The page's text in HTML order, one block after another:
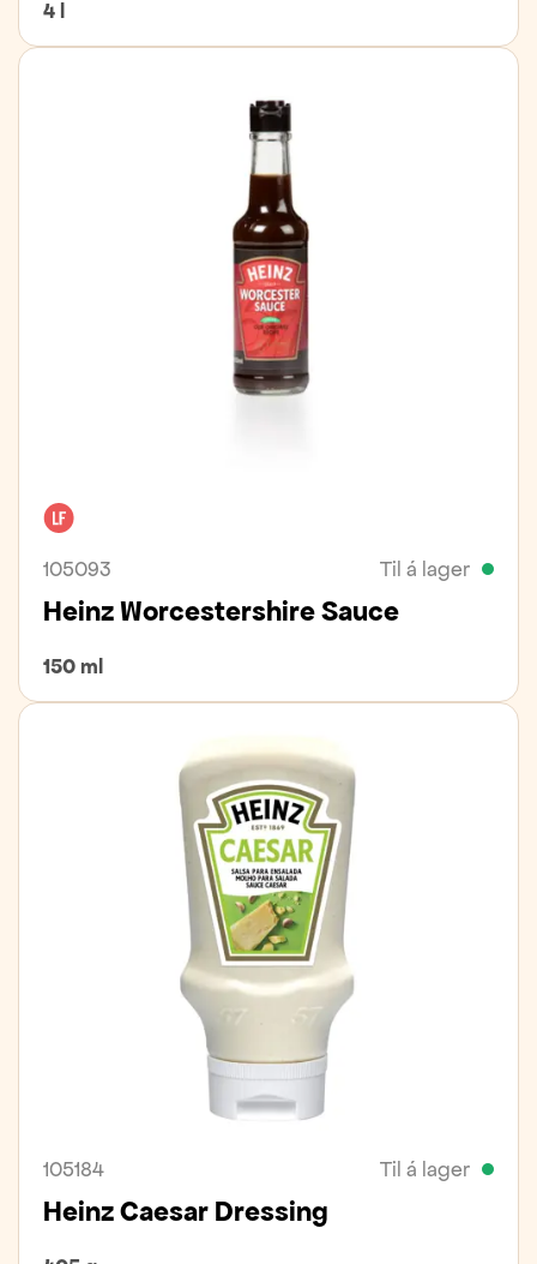
4 l
105093 Til á lager
Heinz Worcestershire Sauce
150 ml
105184 Til á lager
Heinz Caesar Dressing